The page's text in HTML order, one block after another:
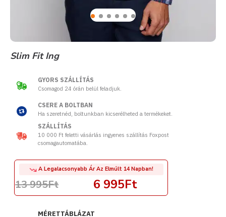
Slim Fit Ing
MÉRETTÁBLÁZAT
6 995Ft
A Legalacsonyabb Ár Az Elmúlt 14 Napban!
13 995Ft
GYORS SZÁLLÍTÁS
Csomagod 24 órán belül feladjuk.
CSERE A BOLTBAN
Ha szeretnéd, boltunkban kicserélheted a termékeket.
SZÁLLÍTÁS
10 000 Ft feletti vásárlás ingyenes szállítás Foxpost
csomagautomatába.